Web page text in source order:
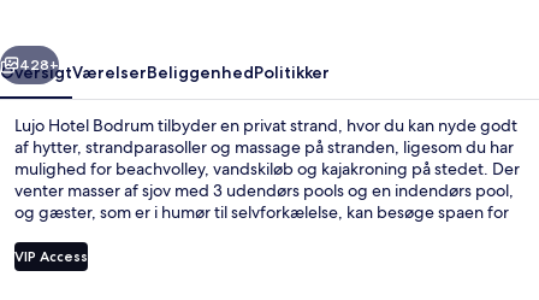
Næste
428+
OversigtVærelserBeliggenhedPolitikker
Lujo Hotel Bodrum tilbyder en privat strand, hvor du kan nyde godt
af hytter, strandparasoller og massage på stranden, ligesom du har
mulighed for beachvolley, vandskiløb og kajakroning på stedet. Der
venter masser af sjov med 3 udendørs pools og en indendørs pool,
og gæster, som er i humør til selvforkælelse, kan besøge spaen for
pedicure. Koza Main Restaurant, en af 8 restauranter, serverer
internationale retter og er åben til morgenmad, frokost og
VIP Access